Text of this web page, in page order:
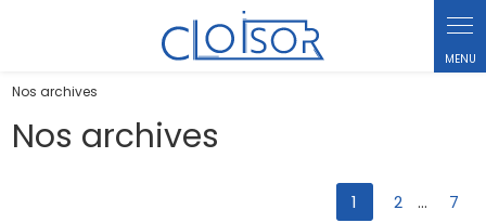
Nos archives
Nos archives
1 2 ... 7
Panneau de gestion des cookies